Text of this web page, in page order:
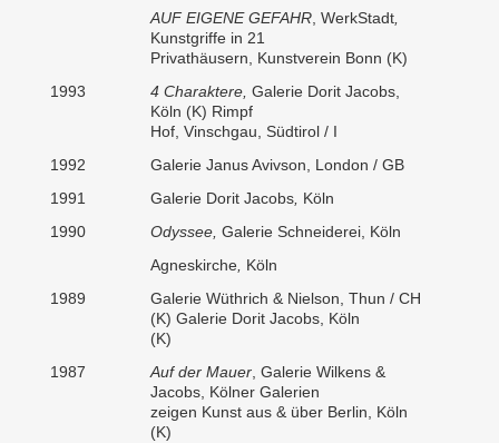
AUF EIGENE GEFAHR, WerkStadt,
Kunstgriffe in 21
Privathäusern, Kunstverein Bonn (K)
1993
4 Charaktere, Galerie Dorit Jacobs,
Köln (K) Rimpf
Hof, Vinschgau, Südtirol / I
1992
Galerie Janus Avivson, London / GB
1991
Galerie Dorit Jacobs, Köln
1990
Odyssee, Galerie Schneiderei, Köln
Agneskirche, Köln
1989
Galerie Wüthrich & Nielson, Thun / CH
(K) Galerie Dorit Jacobs, Köln
(K)
1987
Auf der Mauer, Galerie Wilkens &
Jacobs, Kölner Galerien
zeigen Kunst aus & über Berlin, Köln
(K)